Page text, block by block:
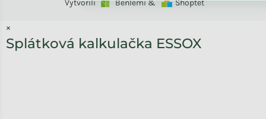
Vytvořili Benlemi & Shoptet
×
Splátková kalkulačka ESSOX